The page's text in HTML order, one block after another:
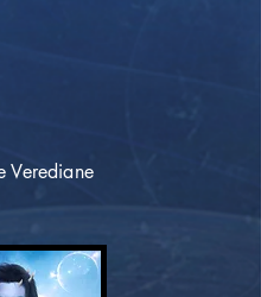
Verediane